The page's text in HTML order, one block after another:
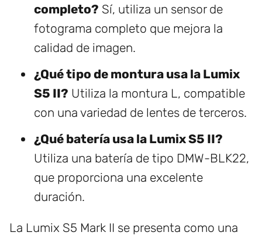
completo? Sí, utiliza un sensor de
fotograma completo que mejora la
calidad de imagen.
¿Qué tipo de montura usa la Lumix
S5 II? Utiliza la montura L, compatible
con una variedad de lentes de terceros.
¿Qué batería usa la Lumix S5 II?
Utiliza una batería de tipo DMW-BLK22,
que proporciona una excelente
duración.
La Lumix S5 Mark II se presenta como una